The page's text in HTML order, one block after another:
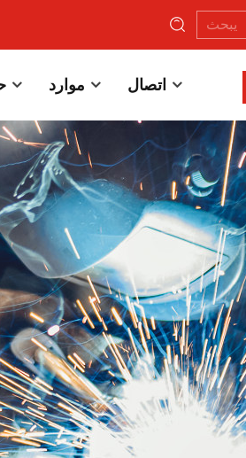
موارد اتصال